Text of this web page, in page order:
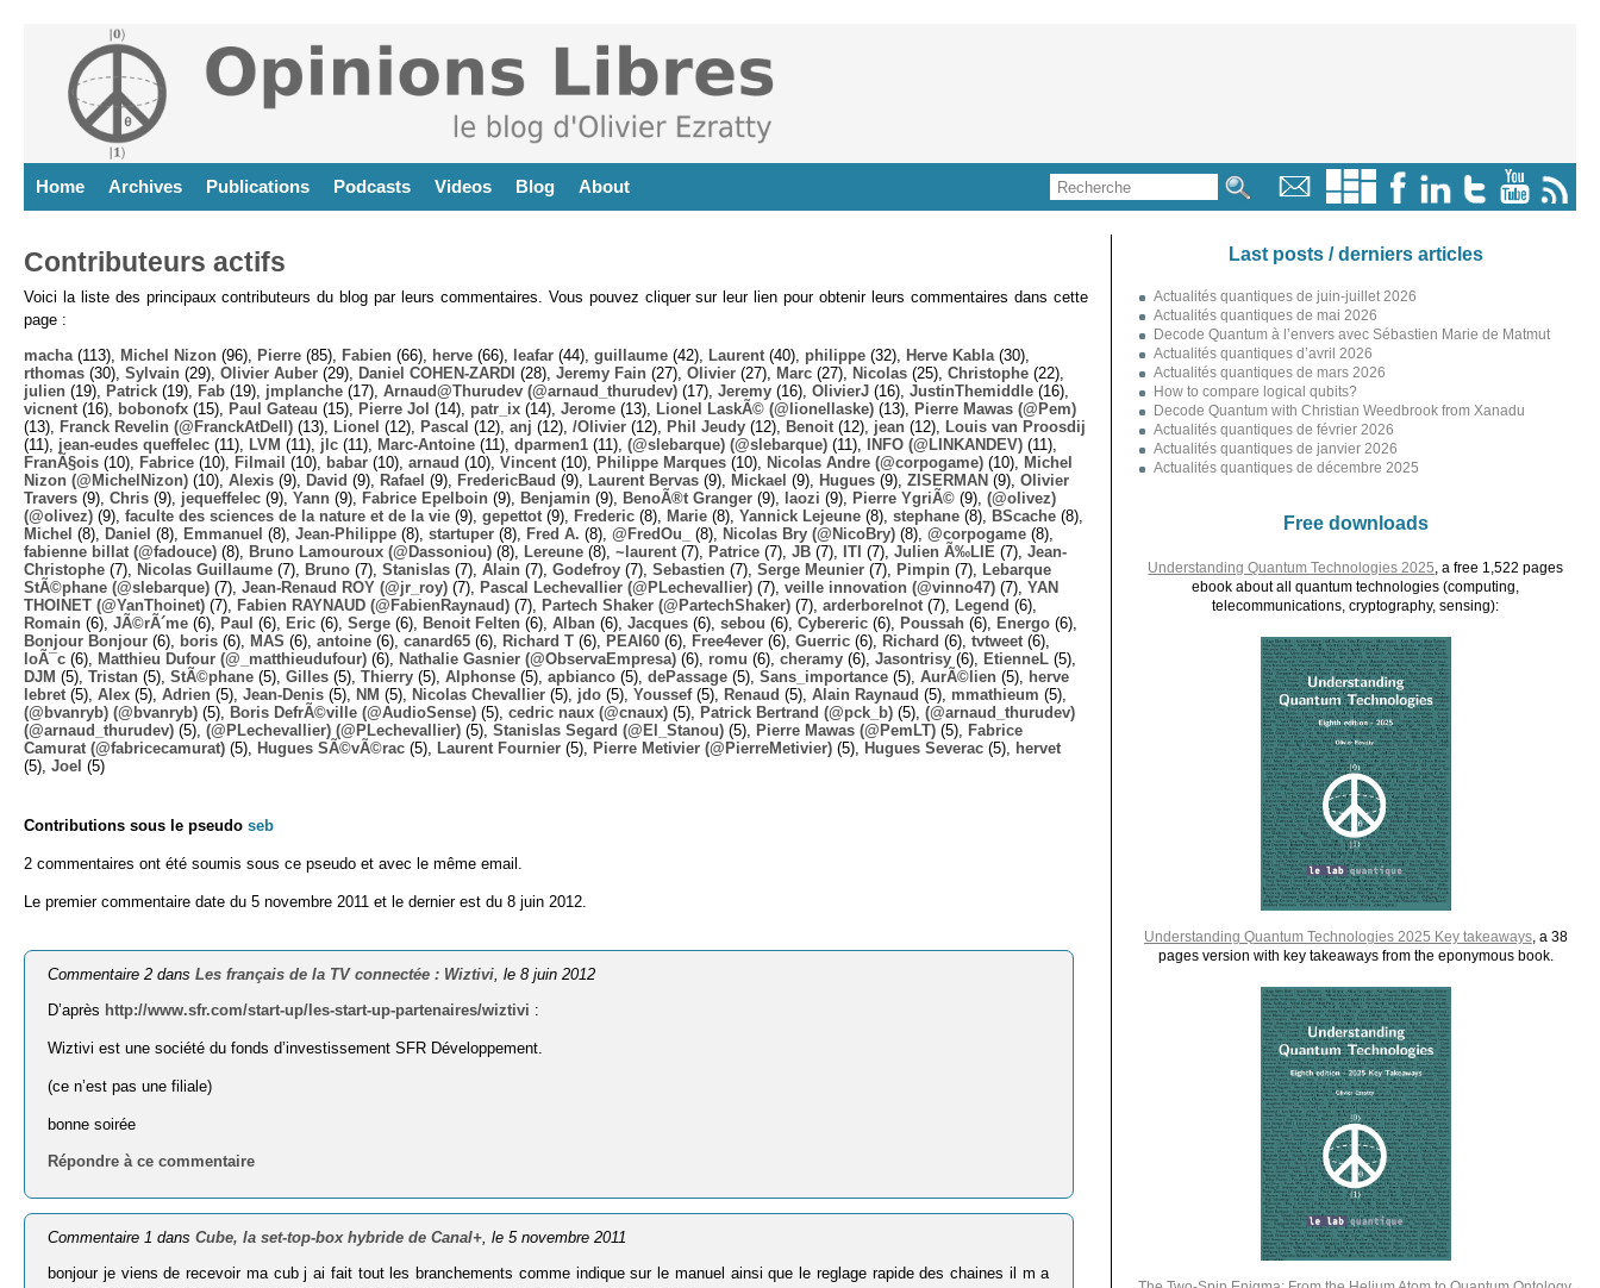
Home Archives Publications Podcasts Videos Blog About
Contributeurs actifs
Voici la liste des principaux contributeurs du blog par leurs commentaires. Vous pouvez cliquer sur leur lien pour obtenir leurs commentaires dans cette
page :
macha (113), Michel Nizon (96), Pierre (85), Fabien (66), herve (66), leafar (44), guillaume (42), Laurent (40), philippe (32), Herve Kabla (30),
rthomas (30), Sylvain (29), Olivier Auber (29), Daniel COHEN-ZARDI (28), Jeremy Fain (27), Olivier (27), Marc (27), Nicolas (25), Christophe (22),
julien (19), Patrick (19), Fab (19), jmplanche (17), Arnaud@Thurudev (@arnaud_thurudev) (17), Jeremy (16), OlivierJ (16), JustinThemiddle (16),
vicnent (16), bobonofx (15), Paul Gateau (15), Pierre Jol (14), patr_ix (14), Jerome (13), Lionel LaskÃ© (@lionellaske) (13),
Pierre Mawas (@Pem)
(13),
Franck Revelin (@FranckAtDell) (13), Lionel (12), Pascal (12), anj (12), /Olivier (12), Phil Jeudy (12), Benoit (12), jean (12),
Louis van Proosdij
(11), jean-eudes queffelec (11), LVM (11), jlc (11), Marc-Antoine (11), dparmen1 (11), (@slebarque) (@slebarque) (11), INFO (@LINKANDEV) (11),
FranÃ§ois (10), Fabrice (10), Filmail (10), babar (10), arnaud (10), Vincent (10), Philippe Marques (10), Nicolas Andre (@corpogame) (10),
Michel
Nizon (@MichelNizon) (10), Alexis (9), David (9), Rafael (9), FredericBaud (9), Laurent Bervas (9), Mickael (9), Hugues (9), ZISERMAN (9), Olivier
Travers (9), Chris (9), jequeffelec (9), Yann (9), Fabrice Epelboin (9), Benjamin (9), BenoÃ®t Granger (9), laozi (9), Pierre YgriÃ© (9), (@olivez)
(@olivez) (9), faculte des sciences de la nature et de la vie (9), gepettot (9), Frederic (8), Marie (8), Yannick Lejeune (8), stephane (8), BScache (8),
Michel (8), Daniel (8), Emmanuel (8), Jean-Philippe (8), startuper (8), Fred A. (8), @FredOu_ (8), Nicolas Bry (@NicoBry) (8), @corpogame (8),
fabienne billat (@fadouce) (8), Bruno Lamouroux (@Dassoniou) (8), Lereune (8), ~laurent (7), Patrice (7), JB (7), ITI (7), Julien Ã‰LIE (7), Jean-
Christophe (7), Nicolas Guillaume (7), Bruno (7), Stanislas (7), Alain (7), Godefroy (7), Sebastien (7), Serge Meunier (7), Pimpin (7),
Lebarque
StÃ©phane (@slebarque) (7), Jean-Renaud ROY (@jr_roy) (7), Pascal Lechevallier (@PLechevallier) (7), veille innovation (@vinno47) (7), YAN
THOINET (@YanThoinet) (7), Fabien RAYNAUD (@FabienRaynaud) (7), Partech Shaker (@PartechShaker) (7), arderborelnot (7), Legend (6),
Romain (6), JÃ©rÃ´me (6), Paul (6), Eric (6), Serge (6), Benoit Felten (6), Alban (6), Jacques (6), sebou (6), Cybereric (6), Poussah (6), Energo (6),
Bonjour Bonjour (6), boris (6), MAS (6), antoine (6), canard65 (6), Richard T (6), PEAI60 (6), Free4ever (6), Guerric (6), Richard (6), tvtweet (6),
loÃ¯c (6), Matthieu Dufour (@_matthieudufour) (6), Nathalie Gasnier (@ObservaEmpresa) (6), romu (6), cheramy (6), Jasontrisy (6), EtienneL (5),
DJM (5), Tristan (5), StÃ©phane (5), Gilles (5), Thierry (5), Alphonse (5), apbianco (5), dePassage (5), Sans_importance (5), AurÃ©lien (5),
herve
lebret (5), Alex (5), Adrien (5), Jean-Denis (5), NM (5), Nicolas Chevallier (5), jdo (5), Youssef(5), Renaud (5), Alain Raynaud (5), mmathieum (5),
(@bvanryb) (@bvanryb) (5), Boris DefrÃ©ville (@AudioSense) (5), cedric naux (@cnaux) (5), Patrick Bertrand (@pck_b) (5), (@arnaud_thurudev)
(@arnaud_thurudev) (5), (@PLechevallier) (@PLechevallier) (5), Stanislas Segard (@El_Stanou) (5), Pierre Mawas (@PemLT) (5),
Fabrice
Camurat (@fabricecamurat) (5), Hugues SÃ©vÃ©rac (5), Laurent Fournier (5), Pierre Metivier (@PierreMetivier) (5), Hugues Severac (5),
hervet
(5), Joel (5)
Contributions sous le pseudo seb
2 commentaires ont été soumis sous ce pseudo et avec le même email.
Le premier commentaire date du 5 novembre 2011 et le dernier est du 8 juin 2012.
Commentaire 2 dansLes français de la TV connectée : Wiztivi, le 8 juin 2012
D’après http://www.sfr.com/start-up/les-start-up-partenaires/wiztivi :
Wiztivi est une société du fonds d’investissement SFR Développement.
(ce n’est pas une filiale)
bonne soirée
Répondre à ce commentaire
Commentaire 1 dansCube, la set-top-box hybride de Canal+, le 5 novembre 2011
bonjour je viens de recevoir ma cub j ai fait tout les branchements comme indique sur le manuel ainsi que le reglage rapide des chaines il m a
Last posts / derniers articles
Actualités quantiques de juin-juillet 2026
Actualités quantiques de mai 2026
Decode Quantum à l’envers avec Sébastien Marie de Matmut
Actualités quantiques d’avril 2026
Actualités quantiques de mars 2026
How to compare logical qubits?
Decode Quantum with Christian Weedbrook from Xanadu
Actualités quantiques de février 2026
Actualités quantiques de janvier 2026
Actualités quantiques de décembre 2025
Free downloads
Understanding Quantum Technologies 2025 , a free 1,522 pages
ebook about all quantum technologies (computing,
telecommunications, cryptography, sensing):
Understanding Quantum Technologies 2025 Key takeaways, a 38
pages version with key takeaways from the eponymous book.